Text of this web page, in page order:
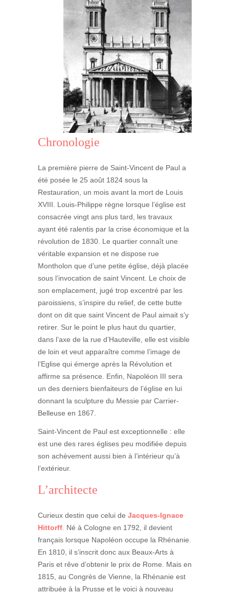
Chronologie
La première pierre de Saint-Vincent de Paul a
été posée le 25 août 1824 sous la
Restauration, un mois avant la mort de Louis
XVIII. Louis-Philippe règne lorsque l’église est
consacrée vingt ans plus tard, les travaux
ayant été ralentis par la crise économique et la
révolution de 1830. Le quartier connaît une
véritable expansion et ne dispose rue
Montholon que d’une petite église, déjà placée
sous l’invocation de saint Vincent. Le choix de
son emplacement, jugé trop excentré par les
paroissiens, s’inspire du relief, de cette butte
dont on dit que saint Vincent de Paul aimait s’y
retirer. Sur le point le plus haut du quartier,
dans l’axe de la rue d’Hauteville, elle est visible
de loin et veut apparaître comme l’image de
l’Eglise qui émerge après la Révolution et
affirme sa présence. Enfin, Napoléon III sera
un des derniers bienfaiteurs de l’église en lui
donnant la sculpture du Messie par Carrier-
Belleuse en 1867.
Saint-Vincent de Paul est exceptionnelle : elle
est une des rares églises peu modifiée depuis
son achèvement aussi bien à l’intérieur qu’à
l’extérieur.
L’architecte
Curieux destin que celui de Jacques-Ignace
Hittorff. Né à Cologne en 1792, il devient
français lorsque Napoléon occupe la Rhénanie.
En 1810, il s’inscrit donc aux Beaux-Arts à
Paris et rêve d’obtenir le prix de Rome. Mais en
1815, au Congrès de Vienne, la Rhénanie est
attribuée à la Prusse et le voici à nouveau